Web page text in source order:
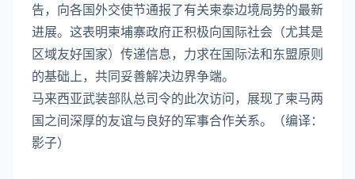
告，向各国外交使节通报了有关柬泰边境局势的最新
进展。这表明柬埔寨政府正积极向国际社会（尤其是
区域友好国家）传递信息，力求在国际法和东盟原则
的基础上，共同妥善解决边界争端。
马来西亚武装部队总司令的此次访问，展现了柬马两
国之间深厚的友谊与良好的军事合作关系。（编译：
影子）